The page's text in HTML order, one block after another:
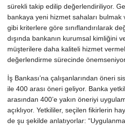
sürekli takip edilip değerlendiriliyor.
bankaya yeni hizmet sahaları
gibi kriterlere göre sınıflandırılarak
dışında bankanın kurumsal kimliğini
müşterilere daha kaliteli hizmet
değerlendirme sürecinde
İş Bankası’na çalışanlarından öneri
ile 400 arası öneri geliyor. Banka
arasından 400’e yakın öneriyi
açıklıyor. Yetkililer, seçilen fikirlerin
de şu şekilde anlatıyorlar: